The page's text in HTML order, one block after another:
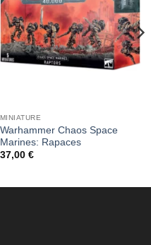
desideri
MINIATURE
Warhammer Chaos Space
Marines: Rapaces
37,00 €